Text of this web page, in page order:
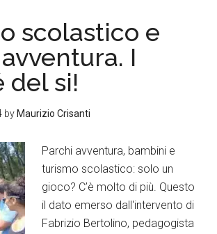
scolastico e
I
del si!
by Maurizio Crisanti
Parchi avventura, bambini e
turismo scolastico: solo un
gioco? C’è molto di più. Questo
il dato emerso dall'intervento di
Fabrizio Bertolino, pedagogista